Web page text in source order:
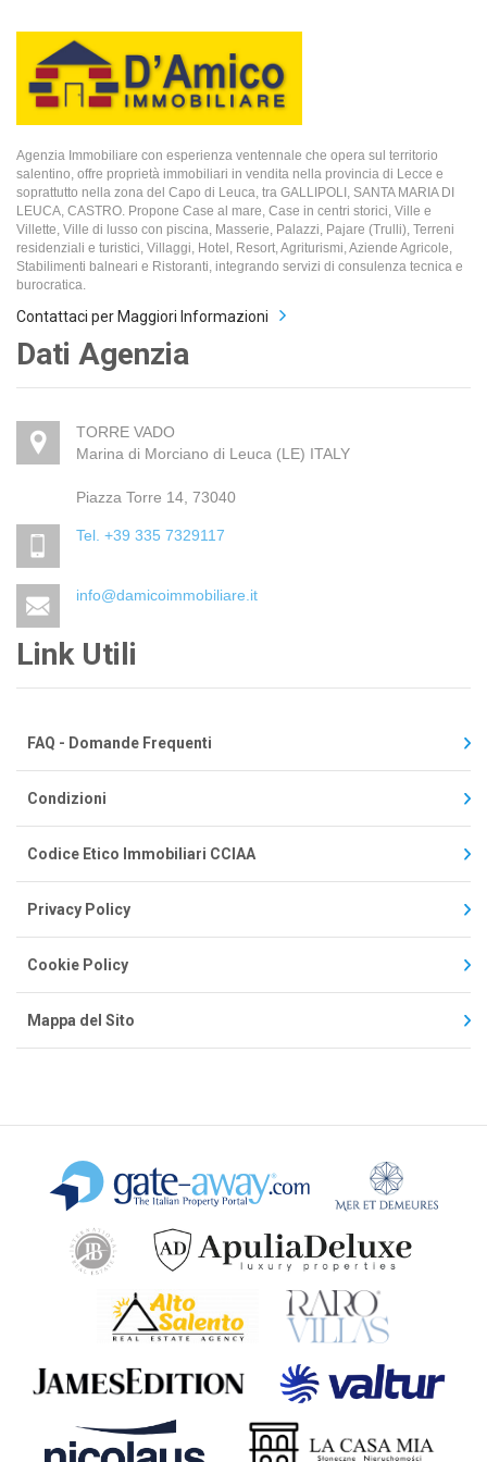
Agenzia Immobiliare con esperienza ventennale che opera sul territorio
salentino, offre proprietà immobiliari in vendita nella provincia di Lecce e
soprattutto nella zona del Capo di Leuca, tra GALLIPOLI, SANTA MARIA DI
LEUCA, CASTRO. Propone Case al mare, Case in centri storici, Ville e
Villette, Ville di lusso con piscina, Masserie, Palazzi, Pajare (Trulli), Terreni
residenziali e turistici, Villaggi, Hotel, Resort, Agriturismi, Aziende Agricole,
Stabilimenti balneari e Ristoranti, integrando servizi di consulenza tecnica e
burocratica.
Contattaci per Maggiori Informazioni
Dati Agenzia
TORRE VADO
Marina di Morciano di Leuca (LE) ITALY
Piazza Torre 14, 73040
Tel. +39 335 7329117
info@damicoimmobiliare.it
Link Utili
FAQ - Domande Frequenti
Condizioni
Codice Etico Immobiliari CCIAA
Privacy Policy
Cookie Policy
Mappa del Sito